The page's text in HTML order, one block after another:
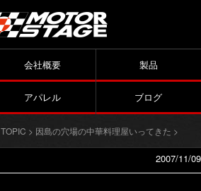
会社概要 製品
アパレル ブログ
TOPIC > 因島の穴場の中華料理屋いってきた >
2007/11/09